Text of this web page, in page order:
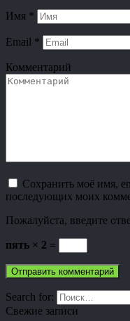
Имя *
Email *
Комментарий
Сохранить моё имя,
последующих моих
Пожалуйста, введите
пять × 2 =
Search for:
Свежие записи